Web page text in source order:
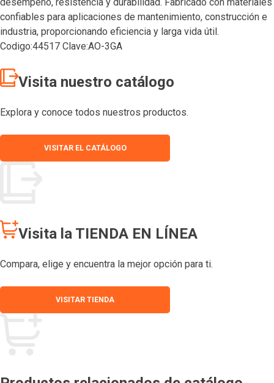
confiables para aplicaciones de mantenimiento, construcción e
industria, proporcionando eficiencia y larga vida útil.
Codigo:44517 Clave:AO-3GA
Visita nuestro catálogo
Explora y conoce todos nuestros productos.
VISITAR EL CATÁLOGO
Visita la TIENDA EN LÍNEA
Compara, elige y encuentra la mejor opción para ti.
VISITAR TIENDA